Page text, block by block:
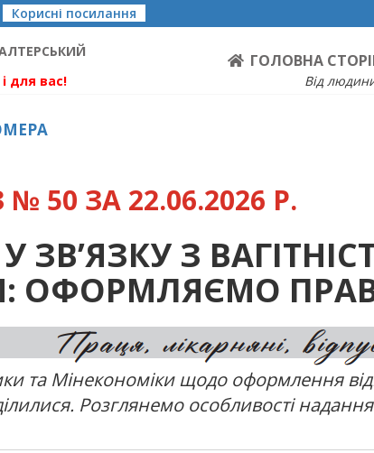
Корисні посилання
ГОЛОВНА
для вас! Від
50 ЗА 22.06.2026 Р.
ЗВ’ЯЗКУ З
ОФОРМЛЯЄМО
та Мінекономіки щодо оформлення
Розглянемо особливості надання